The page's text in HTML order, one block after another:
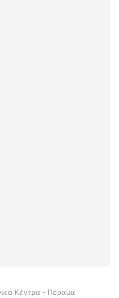
Κέντρα - Πέραμα